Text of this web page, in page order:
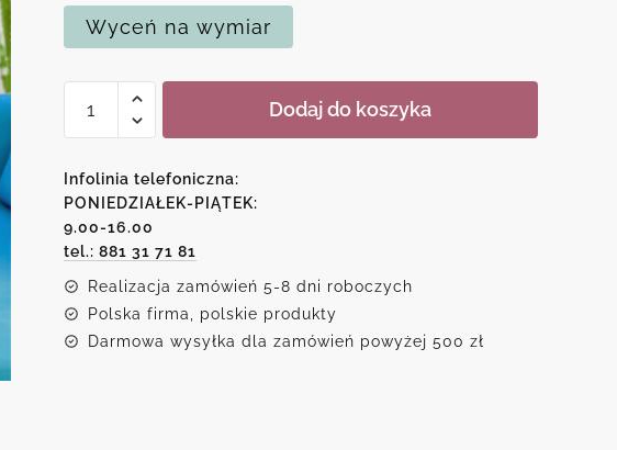
Wyceń na wymiar
Fototapeta
w
trawie
Dodaj do koszyka
Infolinia telefoniczna:
PONIEDZIAŁEK-PIĄTEK:
9.00-16.00
tel.: 881 31 71 81
Realizacja zamówień 5-8 dni roboczych
Polska firma, polskie produkty
Darmowa wysyłka dla zamówień powyżej 500 zł